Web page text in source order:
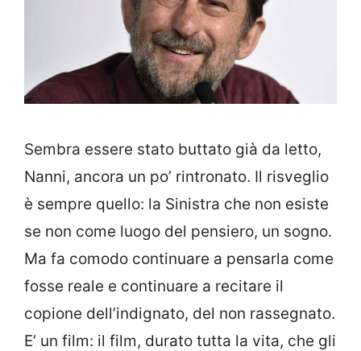
Sembra essere stato buttato già da letto,
Nanni, ancora un po’ rintronato. Il risveglio
è sempre quello: la Sinistra che non esiste
se non come luogo del pensiero, un sogno.
Ma fa comodo continuare a pensarla come
fosse reale e continuare a recitare il
copione dell’indignato, del non rassegnato.
E’ un film: il film, durato tutta la vita, che gli